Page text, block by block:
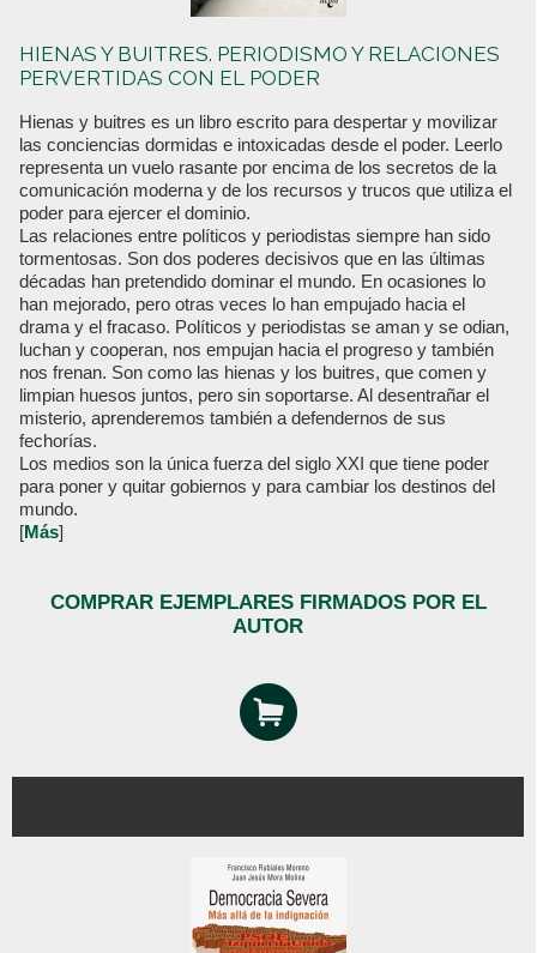
HIENAS Y BUITRES. PERIODISMO Y RELACIONES
PERVERTIDAS CON EL PODER
Hienas y buitres es un libro escrito para despertar y movilizar
las conciencias dormidas e intoxicadas desde el poder. Leerlo
representa un vuelo rasante por encima de los secretos de la
comunicación moderna y de los recursos y trucos que utiliza el
poder para ejercer el dominio.
Las relaciones entre políticos y periodistas siempre han sido
tormentosas. Son dos poderes decisivos que en las últimas
décadas han pretendido dominar el mundo. En ocasiones lo
han mejorado, pero otras veces lo han empujado hacia el
drama y el fracaso. Políticos y periodistas se aman y se odian,
luchan y cooperan, nos empujan hacia el progreso y también
nos frenan. Son como las hienas y los buitres, que comen y
limpian huesos juntos, pero sin soportarse. Al desentrañar el
misterio, aprenderemos también a defendernos de sus
fechorías.
Los medios son la única fuerza del siglo XXI que tiene poder
para poner y quitar gobiernos y para cambiar los destinos del
mundo.
[Más]
COMPRAR EJEMPLARES FIRMADOS POR EL
AUTOR